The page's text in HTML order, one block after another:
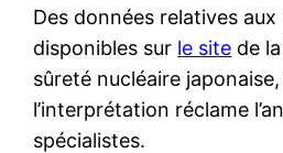
Des données relatives
disponibles sur le site de
sûreté nucléaire
l’interprétation réclame
spécialistes.